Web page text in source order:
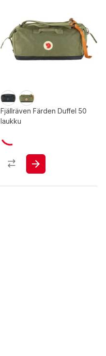
Fjällräven Färden Duffel 50
laukku